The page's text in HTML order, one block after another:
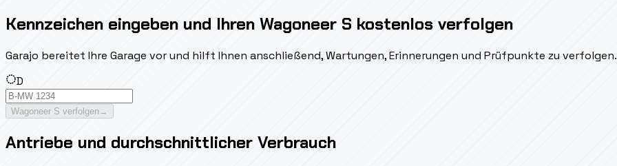
Kennzeichen eingeben und Ihren Wagoneer S kostenlos verfolgen
Garajo bereitet Ihre Garage vor und hilft Ihnen anschließend, Wartungen, Erinnerungen und Prüfpunkte zu verfolgen.
D
Wagoneer S verfolgen →
Antriebe und durchschnittlicher Verbrauch